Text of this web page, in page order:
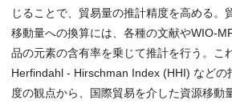
じることで、貿易量の推計精度を高める。
移動量への換算には、各種の文献やWIO-
品の元素の含有率を乗じて推計を行う。こ
Herfindahl - Hirschman Index (HHI) などの
度の観点から、国際貿易を介した資源移動